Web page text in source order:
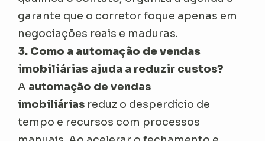
garante que o corretor foque apenas em
negociações reais e maduras.
3. Como a automação de vendas
imobiliárias ajuda a reduzir custos?
A automação de vendas
imobiliárias reduz o desperdício de
tempo e recursos com processos